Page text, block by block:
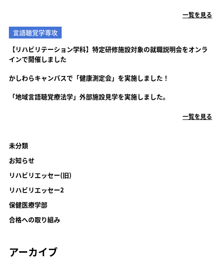
一覧を見る
言語聴覚学専攻
【リハビリテーション学科】特定研修施設対象の就職説明会をオンラ
インで開催しました
かしわらキャンパスで「健康測定会」を実施しました！
「地域言語聴覚療法学」外部施設見学を実施しました。
一覧を見る
未分類
お知らせ
リハビリエッセー(旧)
リハビリエッセー2
保健医療学部
合格への取り組み
アーカイブ